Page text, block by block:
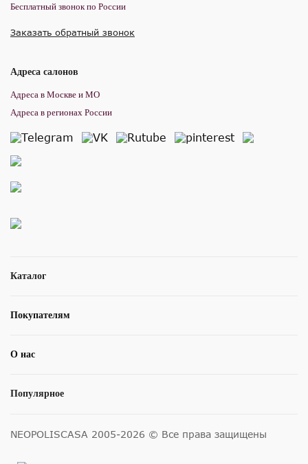
Каталог
Покупателям
О нас
Популярное
Бесплатный звонок по России
Заказать обратный звонок
Адреса салонов
Адреса в Москве и МО
Адреса в регионах России
NEOPOLISCASA 2005-2026 © Все права защищены